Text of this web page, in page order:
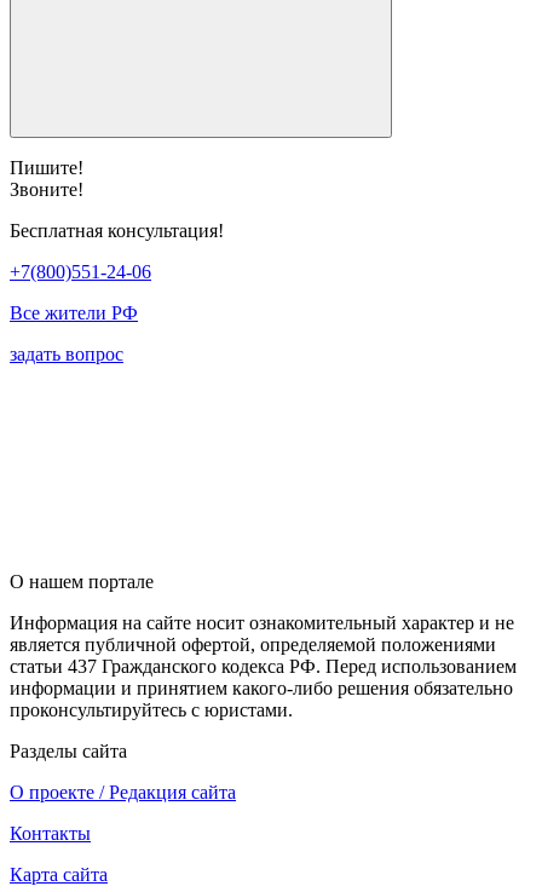
Пишите!
Звоните!
Бесплатная консультация!
+7(800)551-24-06
Все жители РФ
задать вопрос
О нашем портале
Информация на сайте носит ознакомительный характер и не
является публичной офертой, определяемой положениями
статьи 437 Гражданского кодекса РФ. Перед использованием
информации и принятием какого-либо решения обязательно
проконсультируйтесь с юристами.
Разделы сайта
О проекте / Редакция сайта
Контакты
Карта сайта